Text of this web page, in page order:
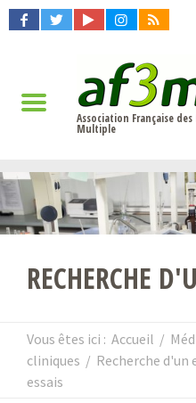
Association Française
Multiple
RECHERCHE
Vous êtes ici : Accueil /
cliniques / Recherche d'un
essais